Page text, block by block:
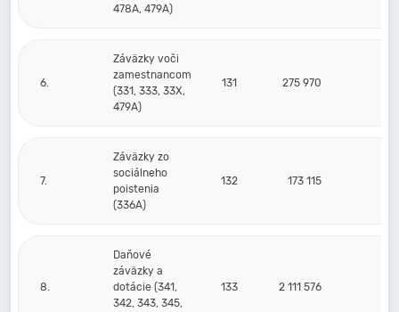
478A, 479A)
6.
Záväzky voči
zamestnancom
(331, 333, 33X,
479A)
131 275 970
7.
Záväzky zo
sociálneho
poistenia
(336A)
132 173 115
8.
Daňové
záväzky a
dotácie (341,
342, 343, 345,
133 2 111 576